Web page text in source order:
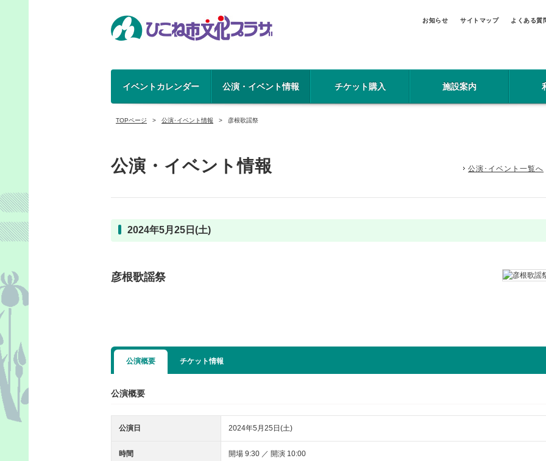
お知らせ サイトマップ よくある質
イベントカレンダー 公演・イベント情報 チケット購入 施設案内
TOPページ 公演･イベント情報 彦根歌謡祭
公演・イベント情報 公演･イベント一覧へ
2024年5月25日(土)
彦根歌謡祭
公演概要 チケット情報
公演概要
公演日 2024年5月25日(土)
時間 開場 9:30 ／ 開演 10:00